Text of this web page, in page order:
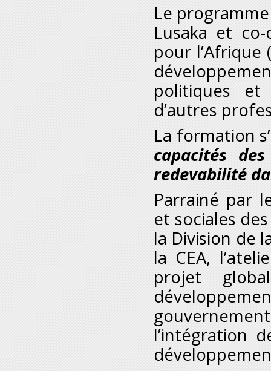
Le
Lusaka et
pour
politiques et
d’autres
La formation
capacités
redevabilité
Parrainé par
et sociales
la Division de
la CEA,
projet
l’intégration